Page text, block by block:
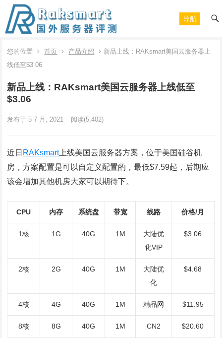
导航
您的位置 首页 产品介绍
新品上线：RAKsmart美国云服务器上
线低至$3.06
新品上线：RAKsmart美国云服务器上线低至
$3.06
发布于 5 7 月, 2021 阅读(5,402)
近日 RAKsmart上线美国云服务器方案，位于美国硅谷机
房，方案配置是可以自定义配置的，最低$7.59起，后期应
该会增加其他机房大家可以期待下。
CPU 内存 系统盘 带宽 线路 价格/月
1核 1G 40G 1M
大陆优
化VIP
$3.06
2核 2G 40G 1M
大陆优
化
$4.68
4核 4G 40G 1M 精品网 $11.95
8核 8G 40G 1M CN2 $20.60